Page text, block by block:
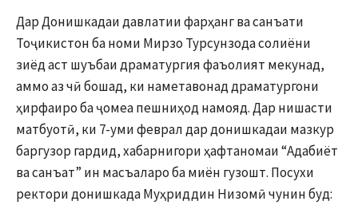
Дар Донишкадаи давлатии фарҳанг ва санъати
Тоҷикистон ба номи Мирзо Турсунзода солиёни
зиёд аст шуъбаи драматургия фаъолият мекунад,
аммо аз чӣ бошад, ки наметавонад драматургони
ҳирфаиро ба ҷомеа пешниҳод намояд. Дар нишасти
матбуотӣ, ки 7-уми феврал дар донишкадаи мазкур
баргузор гардид, хабарнигори ҳафтаномаи “Адабиёт
ва санъат” ин масъаларо ба миён гузошт. Посухи
ректори донишкада Муҳриддин Низомӣ чунин буд: